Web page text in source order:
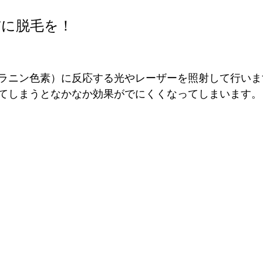
脱毛を！
ニン色素）に反応する光やレーザーを照射して行い
しまうとなかなか効果がでにくくなってしまいます。